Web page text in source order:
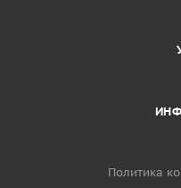
Политика